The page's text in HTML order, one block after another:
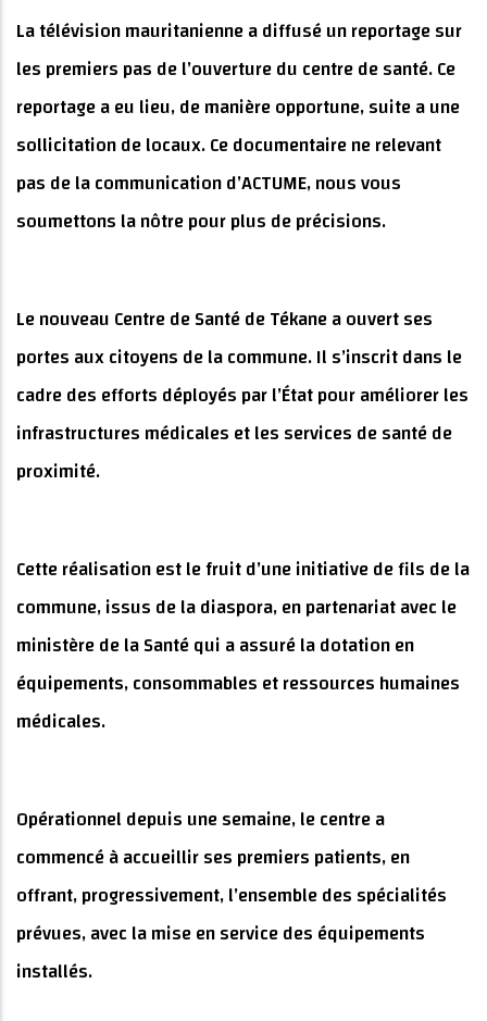
La télévision mauritanienne a diffusé un reportage sur
les premiers pas de l’ouverture du centre de santé. Ce
reportage a eu lieu, de manière opportune, suite a une
sollicitation de locaux. Ce documentaire ne relevant
pas de la communication d’ACTUME, nous vous
soumettons la nôtre pour plus de précisions.
Le nouveau Centre de Santé de Tékane a ouvert ses
portes aux citoyens de la commune. Il s’inscrit dans le
cadre des efforts déployés par l’État pour améliorer les
infrastructures médicales et les services de santé de
proximité.
Cette réalisation est le fruit d’une initiative de fils de la
commune, issus de la diaspora, en partenariat avec le
ministère de la Santé qui a assuré la dotation en
équipements, consommables et ressources humaines
médicales.
Opérationnel depuis une semaine, le centre a
commencé à accueillir ses premiers patients, en
offrant, progressivement, l’ensemble des spécialités
prévues, avec la mise en service des équipements
installés.